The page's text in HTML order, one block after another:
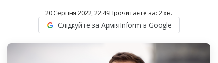
20 Серпня 2022, 22:49Прочитаєте за: 2хв.
Слідкуйте за АрміяInform в Google